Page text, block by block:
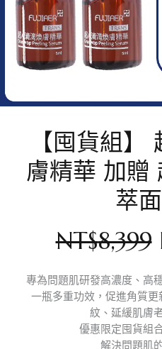
【囤貨組】
膚精華 加贈
萃
NT$8,399
專為問題肌研發高濃度、高
一瓶多重功效，促進角質
紋、延緩肌膚
優惠限定囤貨組
解決問題肌